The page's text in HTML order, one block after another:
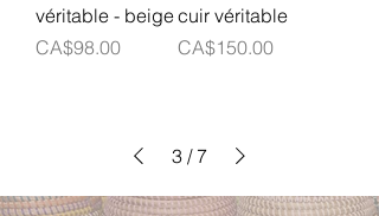
véritable - beige
Prix
CA$98.00
cuir véritable
Prix
CA$150.00
3 / 7